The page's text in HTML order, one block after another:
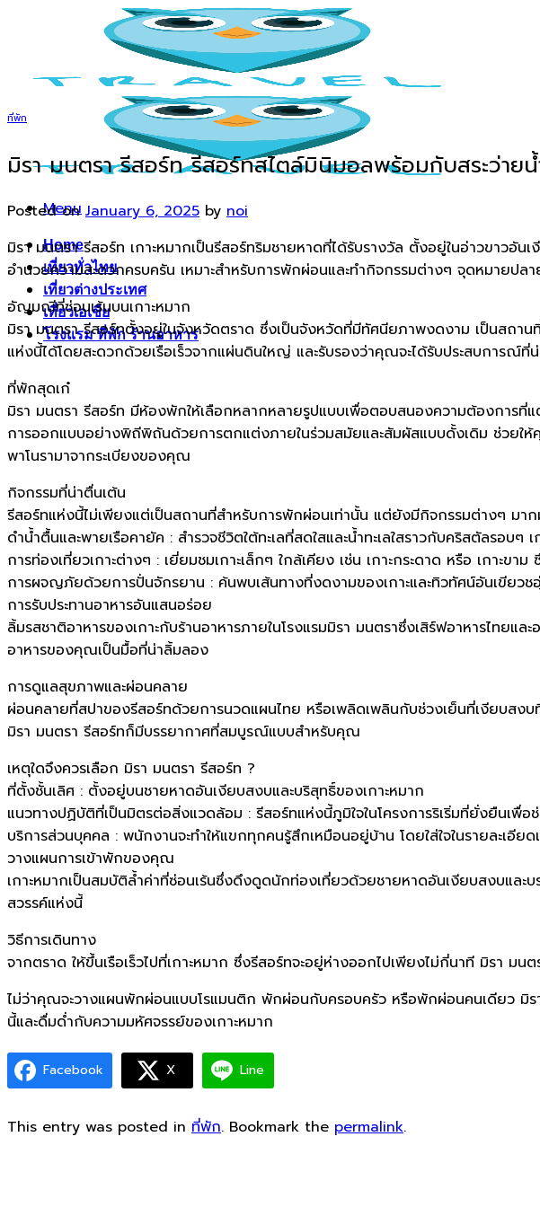
Menu
Home
เที่ยวทั่วไทย
เที่ยวต่างประเทศ
เที่ยวเอเชีย
โรงแรม ที่พัก ร้านอาหาร
ที่พัก
มิรา มนตรา รีสอร์ท รีสอร์ทสไตล์มินิมอลพร้อมกับสระว่ายน้
Posted onJanuary 6, 2025 by noi
มิรา มนตรา รีสอร์ท เกาะหมากเป็นรีสอร์ทริมชายหาดที่ได้รับรางวัล ตั้งอยู่ในอ่าวขาว
อำนวยความสะดวกครบครัน เหมาะสำหรับการพักผ่อนและทำกิจกรรมต่างๆ จุดหมาย
อัญมณีที่ซ่อนเร้นบนเกาะหมาก
มิรา มนตรา รีสอร์ทตั้งอยู่ในจังหวัดตราด ซึ่งเป็นจังหวัดที่มีทัศนียภาพงดงาม เป็นสถา
แห่งนี้ได้โดยสะดวกด้วยเรือเร็วจากแผ่นดินใหญ่ และรับรองว่าคุณจะได้รับประสบการ
ที่พักสุดเก๋
มิรา มนตรา รีสอร์ท มีห้องพักให้เลือกหลากหลายรูปแบบเพื่อตอบสนองความต้องการ
การออกแบบอย่างพิถีพิถันด้วยการตกแต่งภายในร่วมสมัยและสัมผัสแบบดั้งเดิม ช่วย
พาโนรามาจากระเบียงของคุณ
กิจกรรมที่น่าตื่นเต้น
รีสอร์ทแห่งนี้ไม่เพียงแต่เป็นสถานที่สำหรับการพักผ่อนเท่านั้น แต่ยังมีกิจกรรมต่างๆ มา
ดำน้ำตื้นและพายเรือคายัค : สำรวจชีวิตใต้ทะเลที่สดใสและน้ำทะเลใสราวกับคริสตัลรอบๆ เ
การท่องเที่ยวเกาะต่างๆ : เยี่ยมชมเกาะเล็กๆ ใกล้เคียง เช่น เกาะกระดาด หรือ เกาะขาม
การผจญภัยด้วยการปั่นจักรยาน : ค้นพบเส้นทางที่งดงามของเกาะและทิวทัศน์อันเขียว
การรับประทานอาหารอันแสนอร่อย
ลิ้มรสชาติอาหารของเกาะกับร้านอาหารภายในโรงแรมมิรา มนตราซึ่งเสิร์ฟอาหารไทย
อาหารของคุณเป็นมื้อที่น่าลิ้มลอง
การดูแลสุขภาพและผ่อนคลาย
ผ่อนคลายที่สปาของรีสอร์ทด้วยการนวดแผนไทย หรือเพลิดเพลินกับช่วงเย็นที่เงียบสง
มิรา มนตรา รีสอร์ทก็มีบรรยากาศที่สมบูรณ์แบบสำหรับคุณ
เหตุใดจึงควรเลือก มิรา มนตรา รีสอร์ท ?
ที่ตั้งชั้นเลิศ : ตั้งอยู่บนชายหาดอันเงียบสงบและบริสุทธิ์ของเกาะหมาก
แนวทางปฏิบัติที่เป็นมิตรต่อสิ่งแวดล้อม : รีสอร์ทแห่งนี้ภูมิใจในโครงการริเริ่มที่ยั่งยืนเพื่อ
บริการส่วนบุคคล : พนักงานจะทำให้แขกทุกคนรู้สึกเหมือนอยู่บ้าน โดยใส่ใจในรายละเอี
วางแผนการเข้าพักของคุณ
เกาะหมากเป็นสมบัติล้ำค่าที่ซ่อนเร้นซึ่งดึงดูดนักท่องเที่ยวด้วยชายหาดอันเงียบสงบแ
สวรรค์แห่งนี้
วิธีการเดินทาง
จากตราด ให้ขึ้นเรือเร็วไปที่เกาะหมาก ซึ่งรีสอร์ทจะอยู่ห่างออกไปเพียงไม่กี่นาที มิรา ม
ไม่ว่าคุณจะวางแผนพักผ่อนแบบโรแมนติก พักผ่อนกับครอบครัว หรือพักผ่อนคนเดียว มิ
นี้และดื่มด่ำกับความมหัศจรรย์ของเกาะหมาก
Facebook X Line
This entry was posted in ที่พัก. Bookmark the permalink.